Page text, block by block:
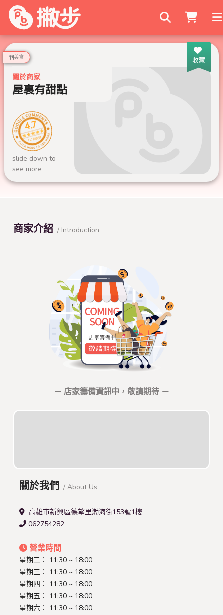
搜尋商家
收藏
美食
關於商家
屋裏有甜點
4.7
437 則評論
slide down to
see more
商家介紹 / Introduction
－ 店家籌備資訊中，敬請期待 －
關於我們 / About Us
高雄市新興區德望里渤海街153號1樓
062754282
營業時間
星期二： 11:30 ~ 18:00
星期三： 11:30 ~ 18:00
星期四： 11:30 ~ 18:00
星期五： 11:30 ~ 18:00
星期六： 11:30 ~ 18:00